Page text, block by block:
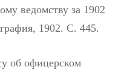
ведомству за 1902
1902. С. 445.
об офицерском